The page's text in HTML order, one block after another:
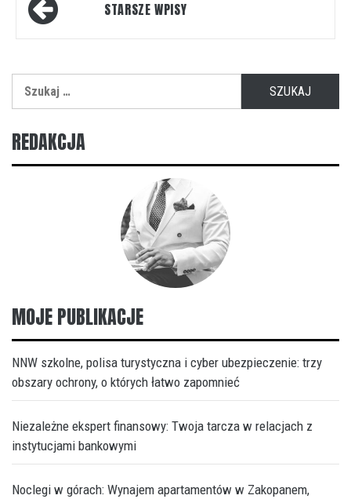
po STARSZE WPISY
REDAKCJA
MOJE PUBLIKACJE
NNW szkolne, polisa turystyczna i cyber ubezpieczenie: trzy
obszary ochrony, o których łatwo zapomnieć
Niezależne ekspert finansowy: Twoja tarcza w relacjach z
instytucjami bankowymi
Noclegi w górach: Wynajem apartamentów w Zakopanem,